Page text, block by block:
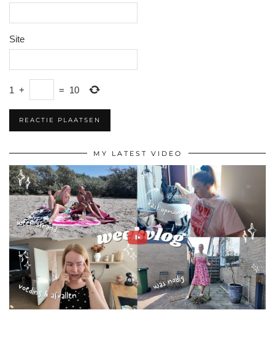
Site
1 + = 10
MY LATEST VIDEO